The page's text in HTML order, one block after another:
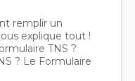
remplir un
explique tout !
TNS ?
? Le Formulaire